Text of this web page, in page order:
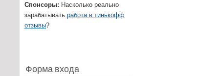
Спонсоры: Насколько реально
зарабатывать работа в тинькофф
отзывы?
Форма входа